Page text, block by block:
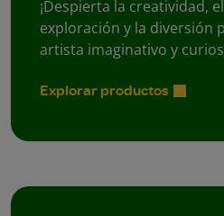
¡Despierta la creatividad,
exploración y la diversión
artista imaginativo y
Explorar productos